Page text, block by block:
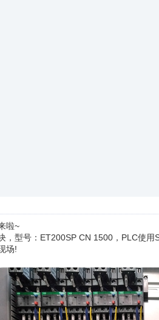
啦~
，型号：ET200SP CN 1500，PLC使
场!